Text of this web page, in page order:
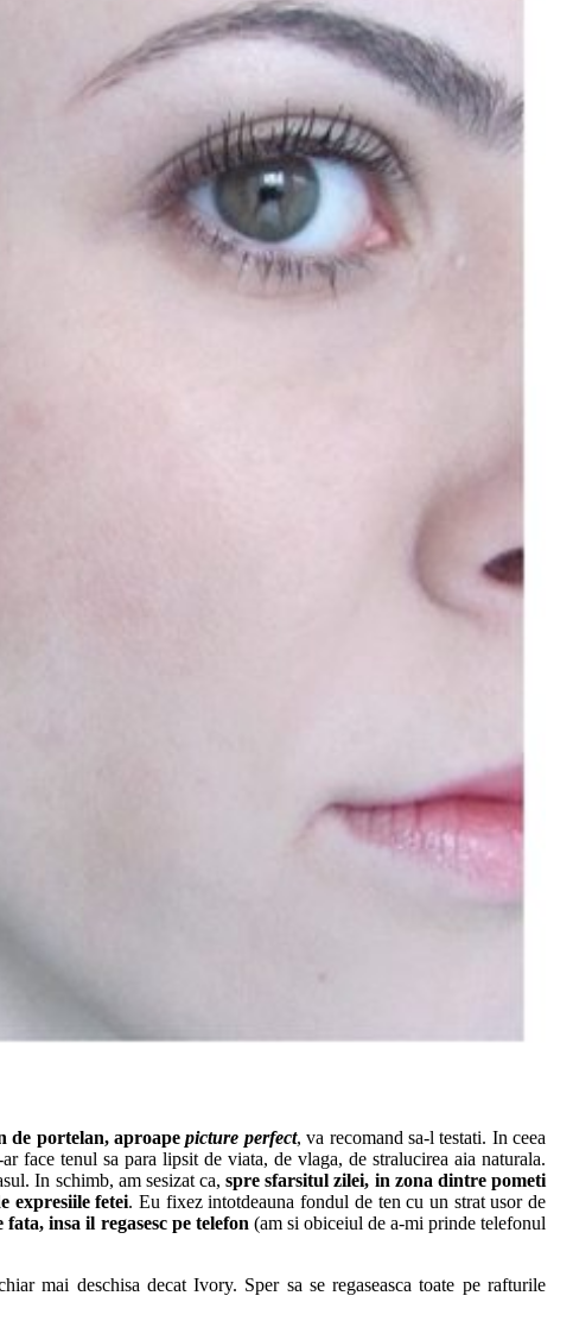
de portelan, aproapepicture perfect, va recomand sa-l testati. In ceea
face tenul sa para lipsit de viata, de vlaga, de stralucirea aia naturala.
In schimb, am sesizat ca, spre sfarsitul zilei, in zona dintre pometi
expresiile fetei. Eu fixez intotdeauna fondul de ten cu un strat usor de
insa il regasesc pe telefon (am si obiceiul de a-mi prinde telefonul
mai deschisa decat Ivory. Sper sa se regaseasca toate pe rafturile